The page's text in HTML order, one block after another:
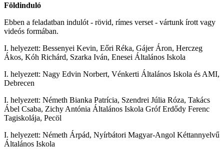
Földinduló
Ebben a feladatban indulót - rövid, rímes verset - vártunk írott vagy
videós formában.
I. helyezett: Bessenyei Kevin, Eőri Réka, Gájer Áron, Herczeg
Ákos, Kóh Richárd, Szarka Iván, Enesei Általános Iskola
I. helyezett: Nagy Edvin Norbert, Vénkerti Általános Iskola és AMI,
Debrecen
I. helyezett: Németh Bianka Patrícia, Szendrei Júlia Róza, Takács
Ábel Csaba, Zichy Antónia Általános Iskola Gróf Erdődy Ferenc
Tagiskolája, Pecöl
I. helyezett: Németh Árpád, Nyírbátori Magyar-Angol Kéttannyelvű
Általános Iskola